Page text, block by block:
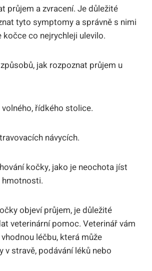
průjem a‌ zvracení. Je důležité​
tyto symptomy a ⁤správně s nimi
kočce‍ co nejrychleji ulevilo.
jak ​rozpoznat průjem u​
řídkého ‍stolice.
návycích.
⁤kočky, jako je ‍neochota jíst
objeví průjem,​ je⁢ důležité
veterinární pomoc. Veterinář‍ vám
léčbu, která může
v stravě, podávání léků nebo